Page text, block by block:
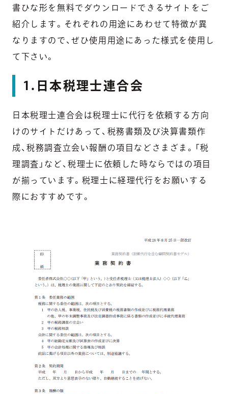
書ひな形を無料でダウンロードできるサイトをご
紹介します。それぞれの用途にあわせて特徴が異
なりますので、ぜひ使用用途にあった様式を使用し
て下さい。
1.日本税理士連合会
日本税理士連合会は税理士に代行を依頼する方向
けのサイトだけあって、税務書類及び決算書類作
成、税務調査立会い報酬の項目などさまざま。「税
理調査」など、税理士に依頼した時ならではの項目
が揃っています。税理士に経理代行をお願いする
際におすすめです。